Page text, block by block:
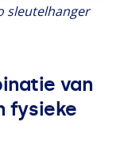
sleutelhanger
van
fysieke